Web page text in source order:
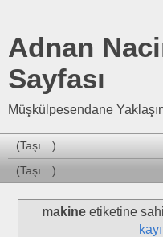
Adnan
Sayfası
Müşkülpesendane
makineetiketine